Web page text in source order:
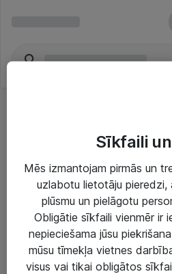
Risinājumi & Pakalpojumi
IT serviss un atbalsts
IT infrastruktūra
Darba vietu IT risinājumi
Sīkfaili
Mēs izmantojam pirmās un
uzlabotu lietotāju pieredzi,
plūsmu un pielāgotu
Obligātie sīkfaili vienmēr ir
nepieciešama jūsu
mūsu tīmekļa vietnes
visus vai tikai obligātos